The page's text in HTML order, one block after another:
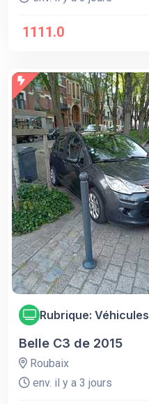
1111.0
Rubrique: Véhicules
Belle C3 de 2015
Roubaix
env. il y a 3 jours